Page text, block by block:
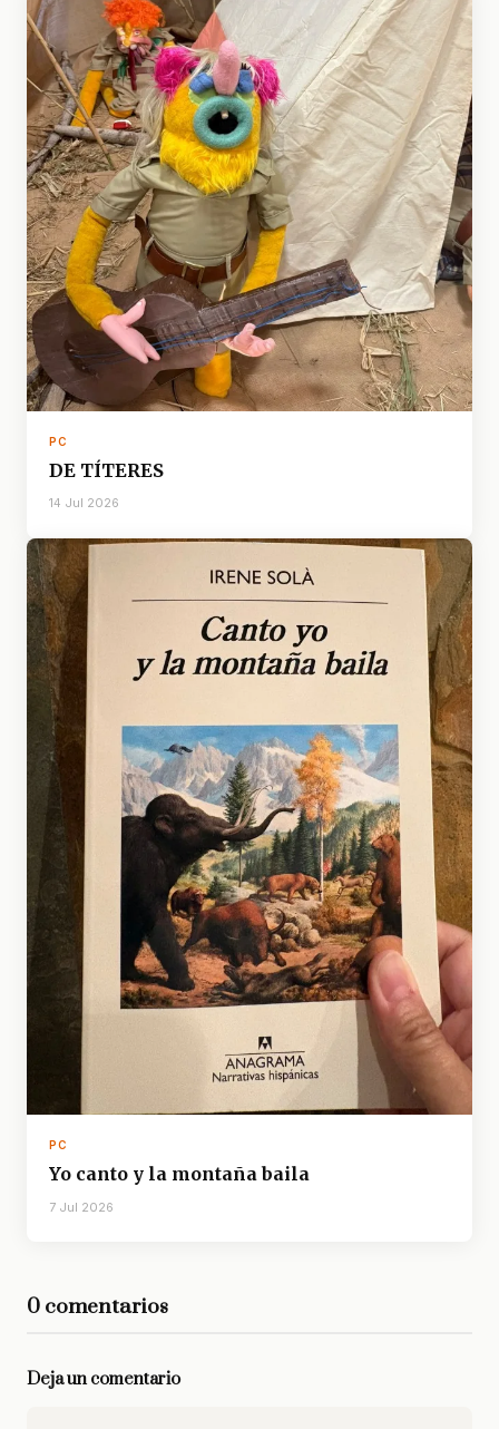
PC
DE TÍTERES
14 Jul 2026
PC
Yo canto y la montaña baila
7 Jul 2026
0 comentarios
Deja un comentario